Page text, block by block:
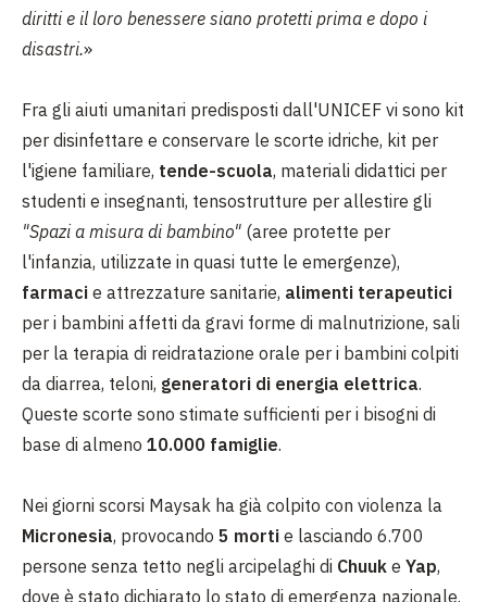
diritti e il loro benessere siano protetti prima e dopo i
disastri.»
Fra gli aiuti umanitari predisposti dall'UNICEF vi sono kit
per disinfettare e conservare le scorte idriche, kit per
l'igiene familiare, tende-scuola, materiali didattici per
studenti e insegnanti, tensostrutture per allestire gli
"Spazi a misura di bambino" (aree protette per
l'infanzia, utilizzate in quasi tutte le emergenze),
farmaci e attrezzature sanitarie, alimenti terapeutici
per i bambini affetti da gravi forme di malnutrizione, sali
per la terapia di reidratazione orale per i bambini colpiti
da diarrea, teloni, generatori di energia elettrica.
Queste scorte sono stimate sufficienti per i bisogni di
base di almeno 10.000 famiglie.
Nei giorni scorsi Maysak ha già colpito con violenza la
Micronesia, provocando 5 morti e lasciando 6.700
persone senza tetto negli arcipelaghi di Chuuk e Yap,
dove è stato dichiarato lo stato di emergenza nazionale.